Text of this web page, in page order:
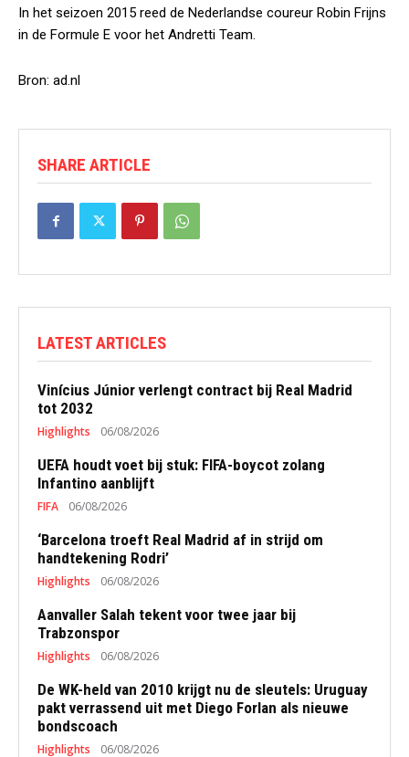
In het seizoen 2015 reed de Nederlandse coureur Robin Frijns
in de Formule E voor het Andretti Team.
Bron: ad.nl
SHARE ARTICLE
LATEST ARTICLES
Vinícius Júnior verlengt contract bij Real Madrid
tot 2032
Highlights 06/08/2026
UEFA houdt voet bij stuk: FIFA-boycot zolang
Infantino aanblijft
FIFA 06/08/2026
‘Barcelona troeft Real Madrid af in strijd om
handtekening Rodri’
Highlights 06/08/2026
Aanvaller Salah tekent voor twee jaar bij
Trabzonspor
Highlights 06/08/2026
De WK-held van 2010 krijgt nu de sleutels: Uruguay
pakt verrassend uit met Diego Forlan als nieuwe
bondscoach
Highlights 06/08/2026